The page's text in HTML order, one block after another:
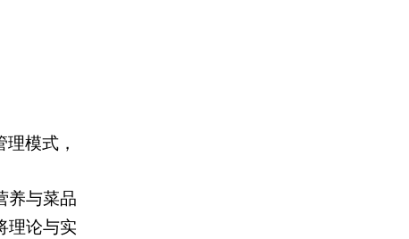
理模式，
养与菜品
理论与实